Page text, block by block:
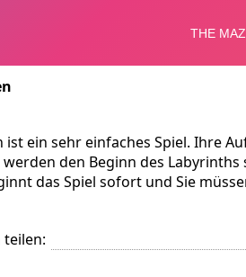
ist ein sehr einfaches Spiel. Ihre
werden den Beginn des
das Spiel sofort und Sie
teilen: